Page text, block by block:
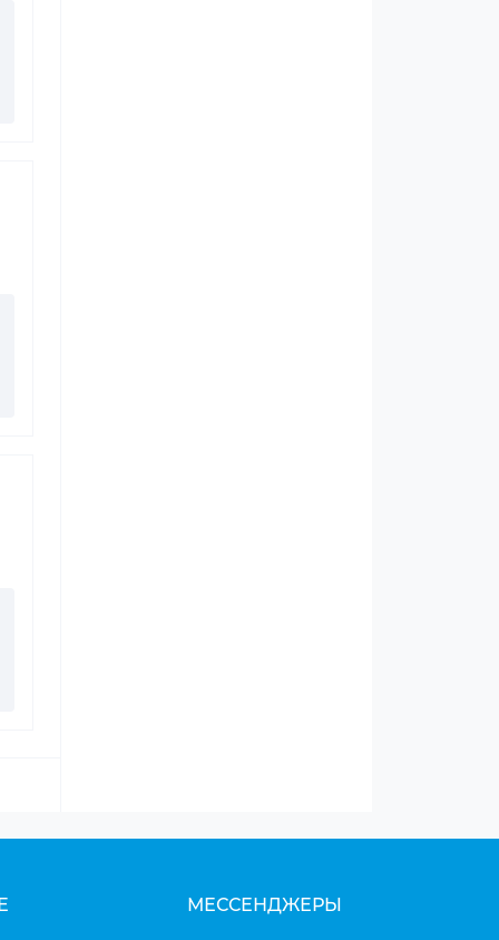
МЕССЕНДЖЕРЫ